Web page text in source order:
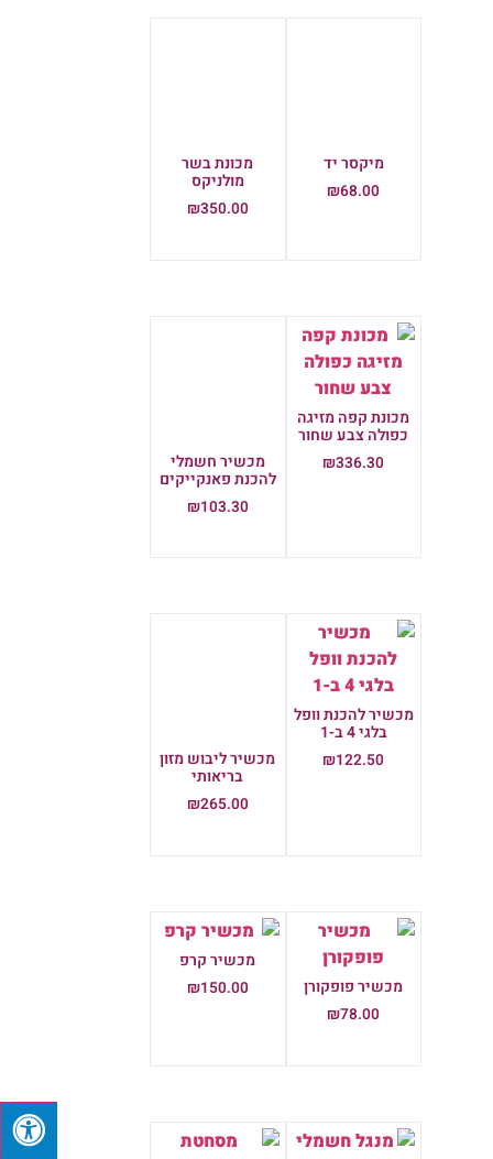
₪350.00
הוספה לסל
מכונת קפה מזיגה
כפולה צבע שחור
₪ 336.30
הוספה לסל ₪103.30
הוספה לסל
מכשיר להכנת וופל
בלגי 4 ב-1
₪122.50
הוספה לסל ₪265.00
הוספה לסל
מכשיר פופקורן
₪78.00
הוספה לסל
₪ 150.00
הוספה לסל
מנגל חשמלי מסחטת הדרים